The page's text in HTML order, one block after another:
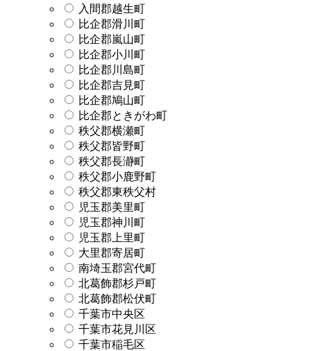
入間郡越生町
比企郡滑川町
比企郡嵐山町
比企郡小川町
比企郡川島町
比企郡吉見町
比企郡鳩山町
比企郡ときがわ町
秩父郡横瀬町
秩父郡皆野町
秩父郡長瀞町
秩父郡小鹿野町
秩父郡東秩父村
児玉郡美里町
児玉郡神川町
児玉郡上里町
大里郡寄居町
南埼玉郡宮代町
北葛飾郡杉戸町
北葛飾郡松伏町
千葉市中央区
千葉市花見川区
千葉市稲毛区